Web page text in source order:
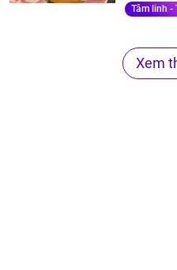
Tâm linh -
Xem